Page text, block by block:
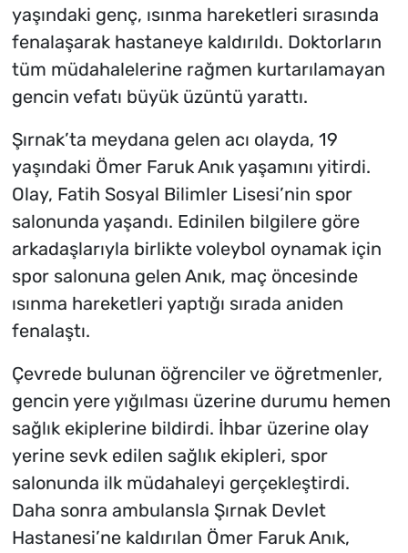
yaşındaki genç, ısınma hareketleri sırasında
fenalaşarak hastaneye kaldırıldı. Doktorların
tüm müdahalelerine rağmen kurtarılamayan
gencin vefatı büyük üzüntü yarattı.
Şırnak’ta meydana gelen acı olayda, 19
yaşındaki Ömer Faruk Anık yaşamını yitirdi.
Olay, Fatih Sosyal Bilimler Lisesi’nin spor
salonunda yaşandı. Edinilen bilgilere göre
arkadaşlarıyla birlikte voleybol oynamak için
spor salonuna gelen Anık, maç öncesinde
ısınma hareketleri yaptığı sırada aniden
fenalaştı.
Çevrede bulunan öğrenciler ve öğretmenler,
gencin yere yığılması üzerine durumu hemen
sağlık ekiplerine bildirdi. İhbar üzerine olay
yerine sevk edilen sağlık ekipleri, spor
salonunda ilk müdahaleyi gerçekleştirdi.
Daha sonra ambulansla Şırnak Devlet
Hastanesi’ne kaldırılan Ömer Faruk Anık,